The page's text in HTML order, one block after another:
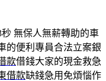
秒 無保人無薪轉助的車
的便利專員合法立案銀
款借錢大家的現金救急
借款缺錢急用免煩惱作